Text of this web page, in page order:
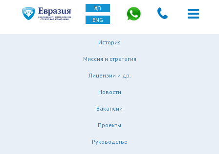
ҚАЗ
ENG
История
Миссия и стратегия
Лицензии и др.
Новости
Вакансии
Проекты
Руководство